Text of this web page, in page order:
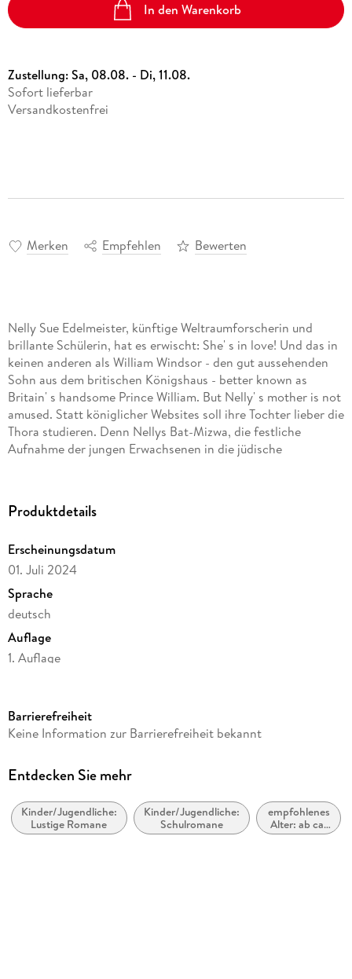
In den Warenkorb
Zustellung:Sa, 08.08. - Di, 11.08.
Sofort lieferbar
Versandkostenfrei
Merken Empfehlen Bewerten
Nelly Sue Edelmeister, künftige Weltraumforscherin und
brillante Schülerin, hat es erwischt: She' s in love! Und das in
keinen anderen als William Windsor - den gut aussehenden
Sohn aus dem britischen Königshaus - better known as
Britain' s handsome Prince William. But Nelly' s mother is not
amused. Statt königlicher Websites soll ihre Tochter lieber die
Thora studieren. Denn Nellys Bat-Mizwa, die festliche
Aufnahme der jungen Erwachsenen in die jüdische
davon entfernt eine Sportskanone zu sein, hat jetzt nur noch
Vielleicht lässt sich ja ein Deal mit dem Basketball-Crack
Maximilian Minsky arrangieren. Dass mehr daraus werden
könnte - never in a million years! Oder vielleicht doch? " Prinz
William, Maximilian Minsky und ich" wurde 2003 mit dem
Deutschen Jugendliteraturpreis ausgezeichnet.
Produktdetails
Erscheinungsdatum
01. Juli 2024
Sprache
deutsch
Auflage
1. Auflage
Altersempfehlung
Autor/Autorin
Übersetzung
Ulrike Thiesmeyer
Barrierefreiheit
Keine Information zur Barrierefreiheit bekannt
Entdecken Sie mehr
Kinder/Jugendliche:
Lustige Romane
Kinder/Jugendliche:
Schulromane
empfohlenes
Alter: ab ca.
12 Jahre